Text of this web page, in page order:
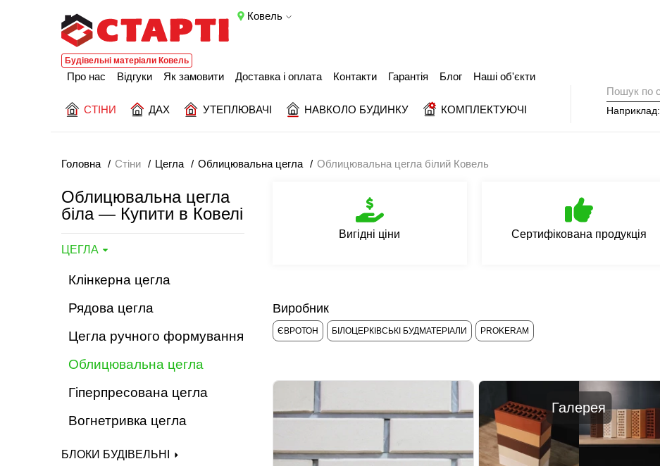
Ковель
Будівельні матеріали Ковель
Наприклад:
СТІНИ ДАХ УТЕПЛЮВАЧІ НАВКОЛО БУДИНКУ КОМПЛЕКТУЮЧІ
Про нас Відгуки Як замовити Доставка і оплата Контакти Гарантія Блог Наші об'єкти
Головна Стіни Цегла Облицювальна цегла Облицювальна цегла білий Ковель
Облицювальна цегла
біла — Купити в Ковелі
ЦЕГЛА
Клінкерна цегла
Рядова цегла
Цегла ручного формування
Облицювальна цегла
Гіперпресована цегла
Вогнетривка цегла
БЛОКИ БУДІВЕЛЬНІ
Вигідні ціни Сертифікована продукція
Виробник
ЄВРОТОН БІЛОЦЕРКІВСЬКІ БУДМАТЕРІАЛИ PROKERAM
Галерея